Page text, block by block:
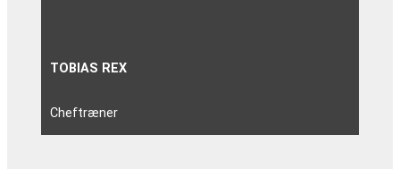
TOBIAS REX
Cheftræner